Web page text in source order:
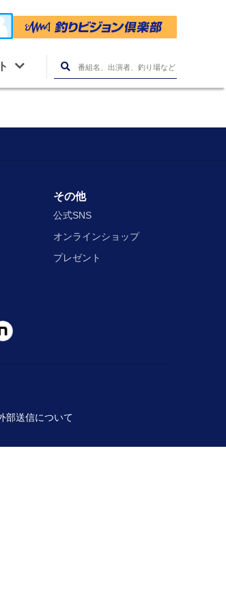
その他
公式SNS
オンラインショップ
プレゼント
部送信について